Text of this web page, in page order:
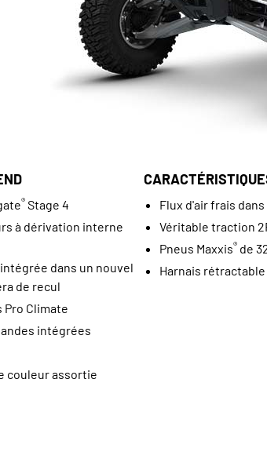
®Stage 4
à dérivation interne
intégrée dans un nouvel
de recul
Climate
intégrées
couleur assortie
Flux d'air frais
Véritable traction
Pneus Maxxis®de
Harnais rétractable